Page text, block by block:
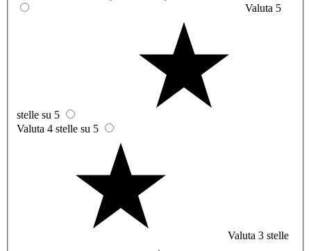
Valuta 5
stelle su 5
Valuta 4 stelle su 5
Valuta 3 stelle